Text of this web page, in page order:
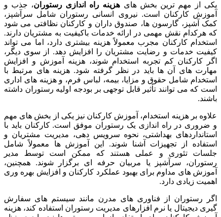
یکی از مهم ترین بخش های هزینه راه اندازی رستوران، جذب و
آموزش کارکنان است. نیروی انسانی رستوران شامل سرآشپز،
کمک آشپز، گارسون ها، صندوق داران و کارکنان نظافتی می شود
که هرکدام نقش مهمی در ارائه خدمات باکیفیت به مشتریان دارند.
استخدام کارکنان مجرب معمولاً هزینه بیشتری دارد، اما می تواند
کیفیت خدمات و رضایت مشتریان را افزایش دهد. از سوی دیگر،
اگر کارکنان کم تجربه استخدام شوند، هزینه آموزش و افزایش
مهارت های آن ها باید در نظر گرفته شود. هزینه های مرتبط با
استخدام شامل حقوق و مزایا، بیمه، لباس فرم، و هزینه های اداری
است که می توانند تأثیر قابل توجهی بر بودجه اولیه رستوران داشته
باشند.
علاوه بر هزینه استخدام، آموزش کارکنان نیز یکی از بخش های مهم
و ضروری در راه اندازی یک رستوران موفق است. کارکنان باید با
استانداردهای بهداشتی، نحوه سرویس دهی، مدیریت مشتریان و
استفاده از تجهیزات آشنا شوند. این آموزش ها معمولاً شامل
جلسات تئوری و عملی هستند که ممکن است توسط مدیر
رستوران، سرآشپز یا مربیان حرفه ای برگزار شوند. همچنین،
آموزش های مداوم برای بهبود عملکرد کارکنان و افزایش بهره وری
اهمیت زیادی دارد.
اگر رستوران از فناوری های مدرن مانند سیستم های سفارش
گیری دیجیتال یا نرم افزارهای مدیریت رستوران استفاده کند، هزینه